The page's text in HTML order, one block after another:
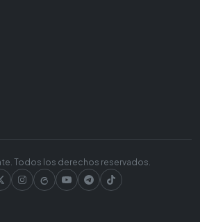
Todos los derechos reservados.